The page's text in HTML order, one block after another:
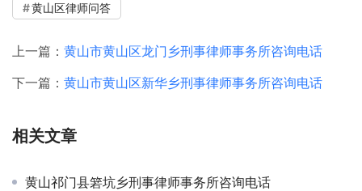
黄山区律师问答
上一篇： 黄山市黄山区龙门乡刑事律师事务所咨询电话
下一篇： 黄山市黄山区新华乡刑事律师事务所咨询电话
相关文章
黄山祁门县箬坑乡刑事律师事务所咨询电话